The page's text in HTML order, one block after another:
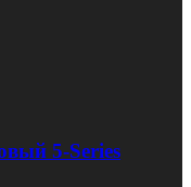
5-Series